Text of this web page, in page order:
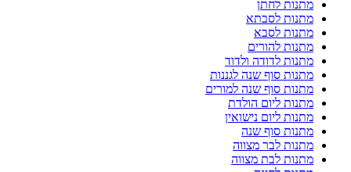
מתנות לחתן
מתנות לסבתא
מתנות לסבא
מתנות להורים
מתנות לדודה ולדוד
מתנות סוף שנה לגננות
מתנות סוף שנה למורים
מתנות ליום הולדת
מתנות ליום נישואין
מתנות סוף שנה
מתנות לבר מצווה
מתנות לבת מצווה